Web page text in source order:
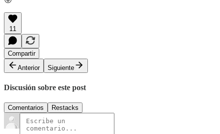
11
Compartir
Anterior
Siguiente
Discusión sobre este post
Comentarios Restacks